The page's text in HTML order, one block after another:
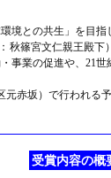
境との共生」を目
秋篠宮文仁親王殿
事業の促進や、21
赤坂）で行われる予
受賞内容の概